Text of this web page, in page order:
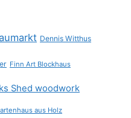
Dennis Witthus
Finn Art Blockhaus
Shed woodwork
aus Holz